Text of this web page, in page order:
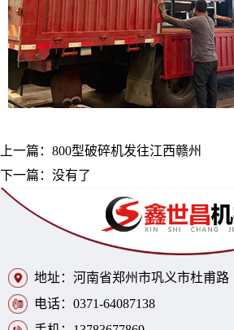
上一篇： 800型破碎机发往江西赣州
下一篇：没有了
地址：河南省郑州市巩义市杜甫路
电话：0371-64087138